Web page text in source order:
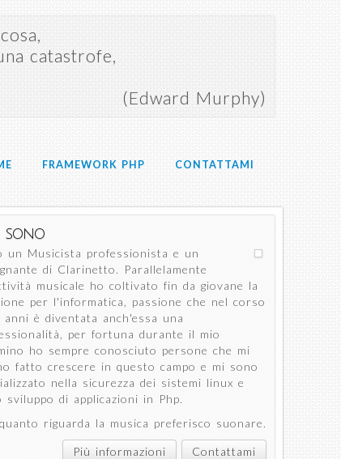
catastrofe,
(Edward Murphy)
FRAMEWORK PHP CONTATTAMI
sono
un Musicista professionista e un
di Clarinetto. Parallelamente
musicale ho coltivato fin da giovane la
per l'informatica, passione che nel corso
anni è diventata anch'essa una
per fortuna durante il mio
ho sempre conosciuto persone che mi
fatto crescere in questo campo e mi sono
nella sicurezza dei sistemi linux e
sviluppo di applicazioni in Php.
riguarda la musica preferisco suonare.
Più informazioni Contattami